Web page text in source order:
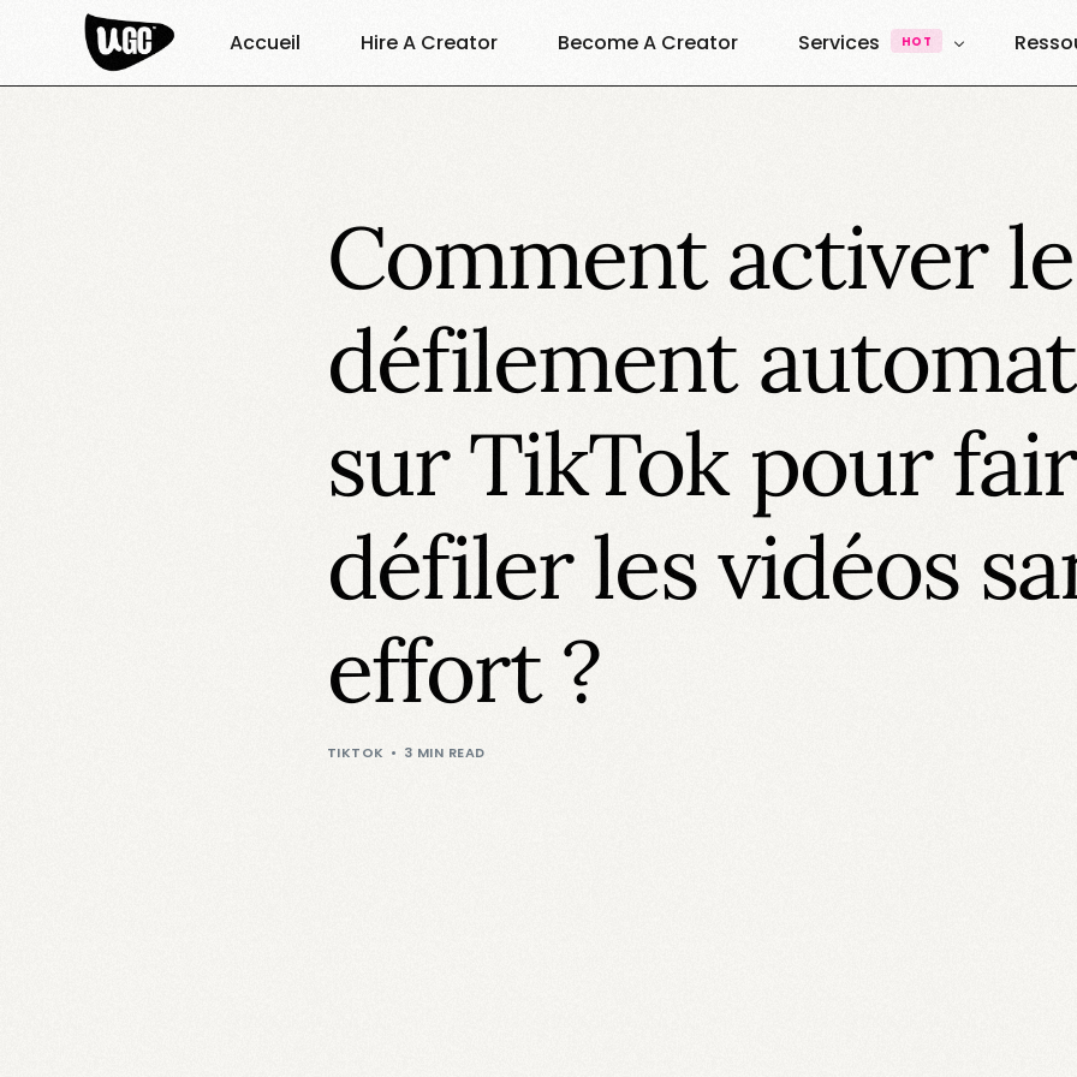
Accueil Hire A Creator Become A Creator Services HOT
Plateforme
Vibe Creators
Decouvrez nos formats
Elite Creators
Comment activer le
défilement
sur TikTok pour
défiler les vidéos
effort ?
TIKTOK 3 MIN READ